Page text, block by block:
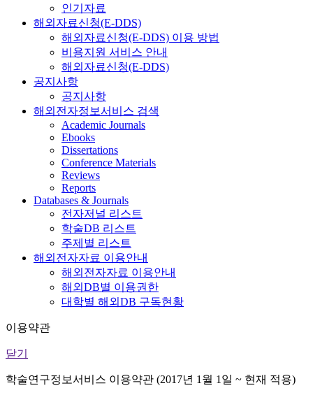
인기자료
해외자료신청(E-DDS)
해외자료신청(E-DDS) 이용 방법
비용지원 서비스 안내
해외자료신청(E-DDS)
공지사항
공지사항
해외전자정보서비스 검색
Academic Journals
Ebooks
Dissertations
Conference Materials
Reviews
Reports
Databases & Journals
전자저널 리스트
학술DB 리스트
주제별 리스트
해외전자자료 이용안내
해외전자자료 이용안내
해외DB별 이용권한
대학별 해외DB 구독현황
이용약관
닫기
학술연구정보서비스 이용약관 (2017년 1월 1일 ~ 현재 적용)